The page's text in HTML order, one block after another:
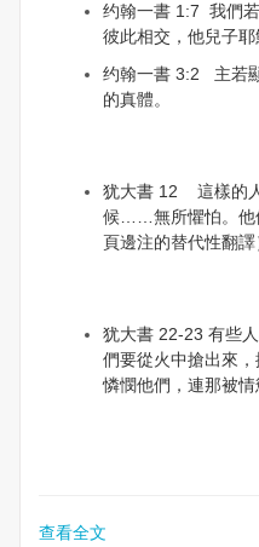
约翰一書 1:7 我們
彼此相交，他兒子耶
约翰一書 3:2 主若
的真體。
犹大書 12 這樣的
候……無所懼怕。他
頁邊注的替代性翻譯
犹大書 22-23 有些
們要從火中搶出來
憐憫他們，連那被情
查看全文